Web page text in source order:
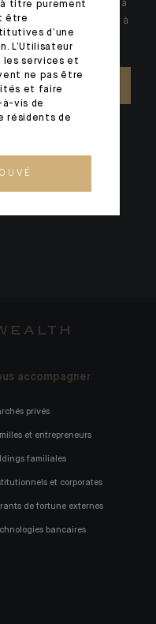
des réponses spécifiques à
jour, nos experts sont à
accompagner
privés
et entrepreneurs
familiales
et corporates
de fortune externes
bancaires
titre purement
être
d’une
L’Utilisateur
services et
ne pas être
et faire
vis de
résidents de